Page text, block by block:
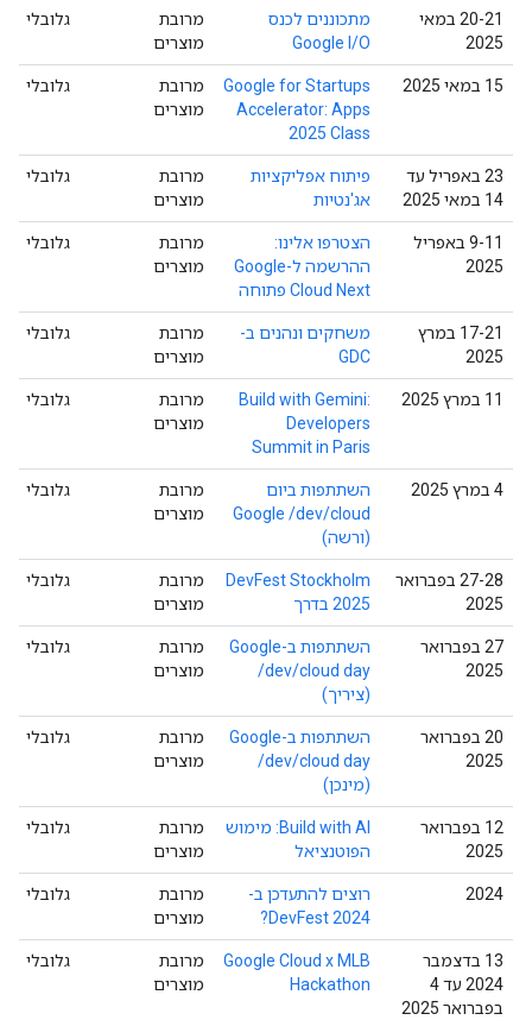
‫20-21 במאי
2025
מתכוננים לכנס
Google I/O
מרובת
מוצרים
גלובלי
‫15 במאי 2025
Google for Startups
Accelerator: Apps
2025 Class
מרובת
מוצרים
גלובלי
‫23 באפריל עד
14 במאי 2025
פיתוח אפליקציות
אג'נטיות
מרובת
מוצרים
גלובלי
‫9-11 באפריל
2025
הצטרפו אלינו:
ההרשמה ל-Google
Cloud Next פתוחה
מרובת
מוצרים
גלובלי
‫17-21 במרץ
2025
משחקים ונהנים ב-
GDC
מרובת
מוצרים
גלובלי
‫11 במרץ 2025
Build with Gemini:
Developers
Summit in Paris
מרובת
מוצרים
גלובלי
‫4 במרץ 2025
השתתפות ביום
Google /dev/cloud
(ורשה)
מרובת
מוצרים
גלובלי
‫27-28 בפברואר
2025
‫DevFest Stockholm
2025 בדרך
מרובת
מוצרים
גלובלי
‫27 בפברואר
2025
השתתפות ב-Google
/dev/cloud day
(ציריך)
מרובת
מוצרים
גלובלי
20 בפברואר
2025
השתתפות ב-Google
/dev/cloud day
(מינכן)
מרובת
מוצרים
גלובלי
‫12 בפברואר
2025
Build with AI: מימוש
הפוטנציאל
מרובת
מוצרים
גלובלי
2024
רוצים להתעדכן ב-
DevFest 2024?
מרובת
מוצרים
גלובלי
‫13 בדצמבר
2024 עד 4
בפברואר 2025
Google Cloud x MLB
Hackathon
מרובת
מוצרים
גלובלי